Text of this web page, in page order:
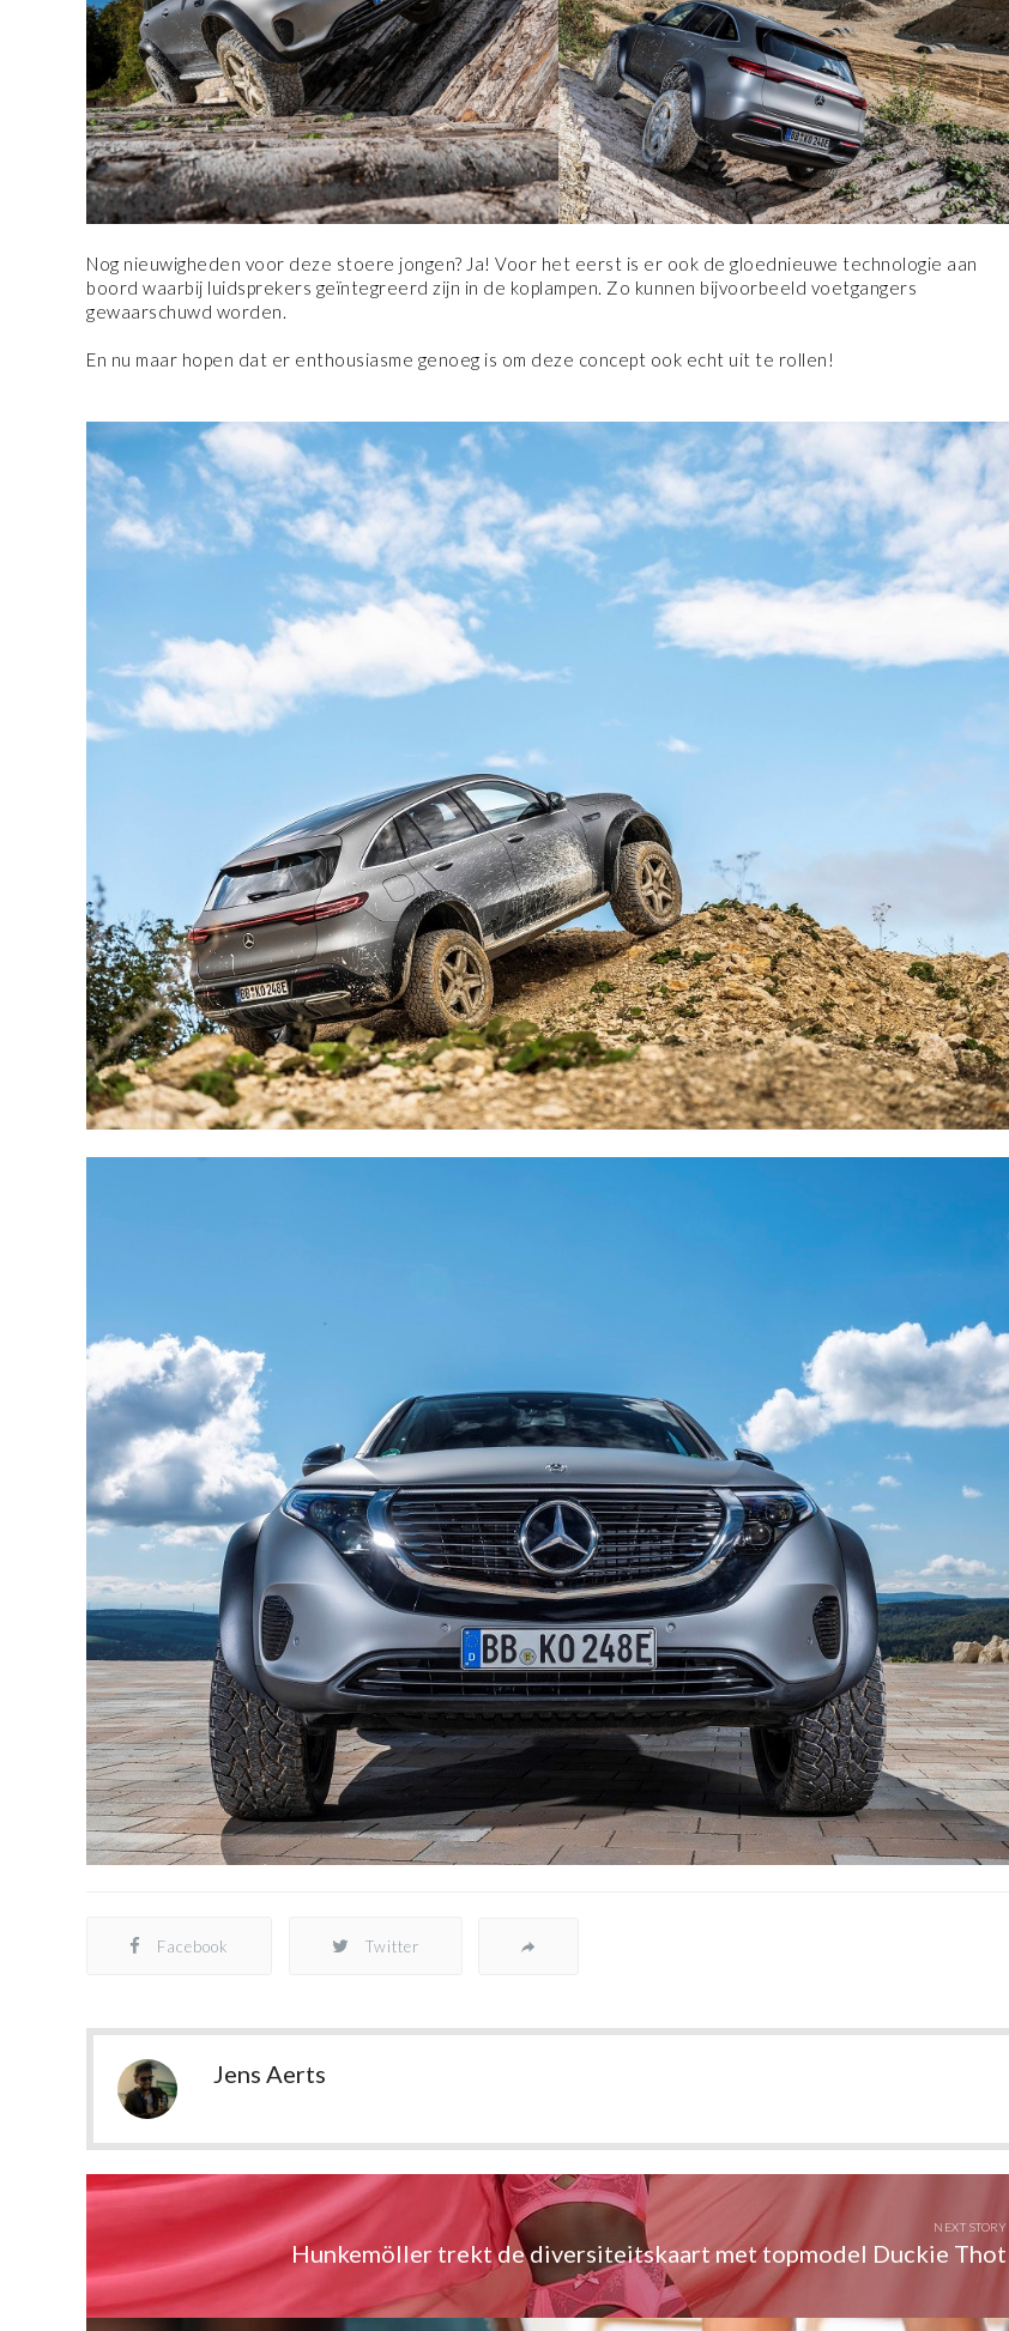
Nog nieuwigheden voor deze stoere jongen? Ja! Voor het eerst is er ook de gloednieuwe technologie aan
boord waarbij luidsprekers geïntegreerd zijn in de koplampen. Zo kunnen bijvoorbeeld voetgangers
gewaarschuwd worden.
En nu maar hopen dat er enthousiasme genoeg is om deze concept ook echt uit te rollen!
Facebook Twitter
Jens Aerts
NEXT STORY
Hunkemöller trekt de diversiteitskaart met topmodel Duckie Thot